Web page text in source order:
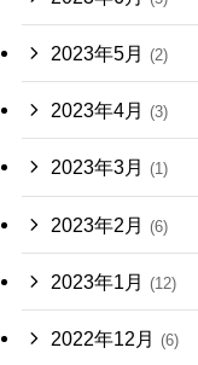
2023年5月 (2)
2023年4月 (3)
2023年3月 (1)
2023年2月 (6)
2023年1月 (12)
2022年12月 (6)